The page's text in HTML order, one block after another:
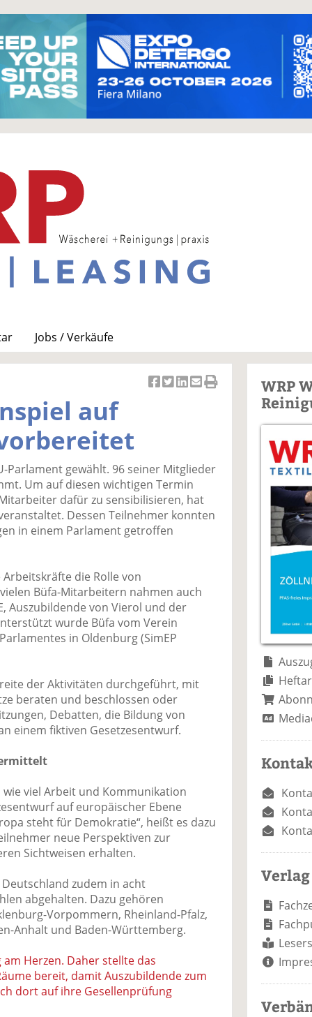
Jobs / Verkäufe
uf
F
ac
e
b
te
il
e
n
wi
tt
er
n
uf
Li
n
k
il
e
n
er
E
m
ai
n
ru
n
auf
Parlament gewählt. 96 seiner Mitglieder
Um auf diesen wichtigen Termin
dafür zu sensibilisieren, hat
Dessen Teilnehmer konnten
in einem Parlament getroffen
die Rolle von
Büfa-Mitarbeitern nahmen auch
Auszubildende von Vierol und der
wurde Büfa vom Verein
in Oldenburg (SimEP
der Aktivitäten durchgeführt, mit
beraten und beschlossen oder
Debatten, die Bildung von
einem fiktiven Gesetzesentwurf.
viel Arbeit und Kommunikation
auf europäischer Ebene
steht für Demokratie“, heißt es dazu
neue Perspektiven zur
Sichtweisen erhalten.
zudem in acht
abgehalten. Dazu gehören
Vorpommern, Rheinland-Pfalz,
Anhalt und Baden-Württemberg.
Herzen. Daher stellte das
bereit, damit Auszubildende zum
dort auf ihre Gesellenprüfung
WRP
Verlag